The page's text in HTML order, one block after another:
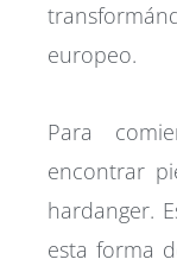
europeo.
Para
encontrar
hardanger.
esta forma